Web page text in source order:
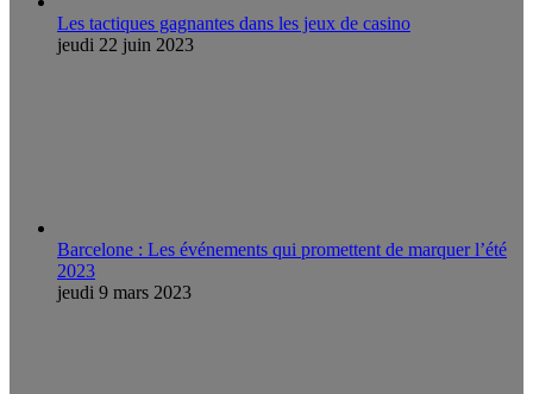
Les tactiques gagnantes dans les jeux de casino
jeudi 22 juin 2023
Barcelone : Les événements qui promettent de marquer l’été
2023
jeudi 9 mars 2023